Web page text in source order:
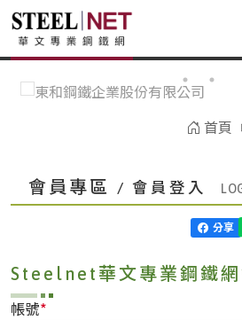
首頁
會員專區 / 會員登入
分享
Steelnet華文專業鋼鐵網
帳號*